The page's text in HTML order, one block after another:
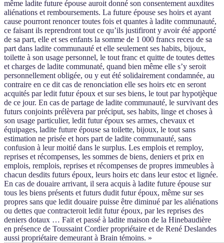
même ladite future épouse auroit donné son consentement auxdites
aliénations et remboursements. La future épouse ses hoirs et ayant
cause pourront renoncer toutes fois et quantes à ladite communauté,
ce faisant ils reprendront tout ce qu’ils justifiront y avoir été apporté
de sa part, elle et ses enfants la somme de 1 000 francs receu de sa
part dans ladite communauté et elle seulement ses habits, bijoux,
toilette à son usage personnel, le tout franc et quitte de toutes dettes
et charges de ladite communaté, quand bien même elle s’y seroit
personnellement obligée, ou y eut été solidairement condamnée, au
contraire en ce dit cas de renonciation elle ses hoirs etc en seront
acquités par ledit futur époux et sur ses biens, le tout par hypotjèque
de ce jour. En cas de partage de ladite communauté, le survivant des
futurs conjoints prélèvera par préciput, ses habits, linge et choses à
son usage particulier, ledit futur époux ses armes, chevaux et
équipages, ladite future épouse sa toilette, bijoux, le tout sans
estimation ne prisée et hors part de ladite communauté, sans
confusion à leur moitié dans le surplus. Les emplois et remploy,
reprises et récompenses, les sommes de biens, deniers et prix en
emplois, remplois, reprises et récompenses de propres immeubles à
chacun desdits futurs époux, leurs hoirs etc dans leur estoc et lignée.
En cas de douaire arrivant, il sera acquis à ladite future épouse sur
tous les biens présents et futurs dudit futur époux, même sur ses
propres sans que ledit douaire puisse être diminué par les aliénations
ou dettes que contracteroit ledit futur époux, par les reprises des
deniers dotaux … Fait et passé à ladite maison de la Hinebaudière
en présence de Toussaint Cordier propriétaire et de René Deslandes
aussi propriétaire demeurant à Brain témoins. »